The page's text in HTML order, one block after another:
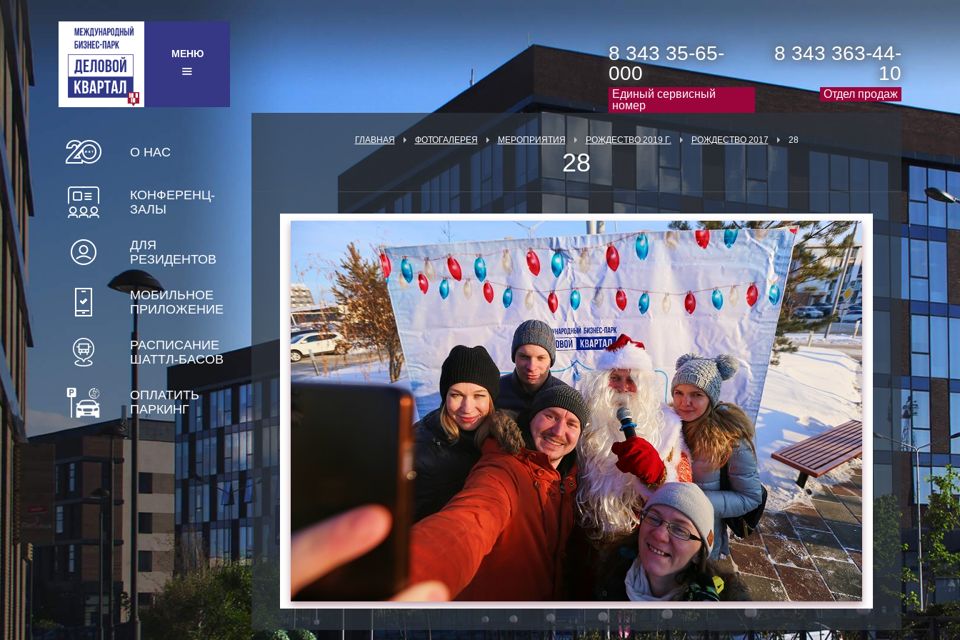
МЕНЮ
8 343 35-65-
000
Единый сервисный
номер
8 343 363-44-
10
Отдел продаж
О НАС
КОНФЕРЕНЦ-
ЗАЛЫ
ДЛЯ
РЕЗИДЕНТОВ
МОБИЛЬНОЕ
ПРИЛОЖЕНИЕ
РАСПИСАНИЕ
ШАТТЛ-БАСОВ
ОПЛАТИТЬ
ПАРКИНГ
ГЛАВНАЯ ФОТОГАЛЕРЕЯ МЕРОПРИЯТИЯ РОЖДЕСТВО 2019 Г. РОЖДЕСТВО 2017 28
28